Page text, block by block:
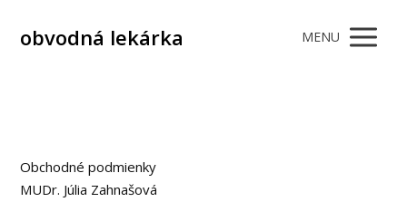
obvodná lekárka MENU
Obchodné podmienky
MUDr. Júlia Zahnašová